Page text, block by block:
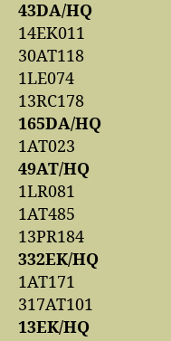
43DA/HQ
14EK011
30AT118
1LE074
13RC178
165DA/HQ
1AT023
49AT/HQ
1LR081
1AT485
13PR184
332EK/HQ
1AT171
317AT101
13EK/HQ